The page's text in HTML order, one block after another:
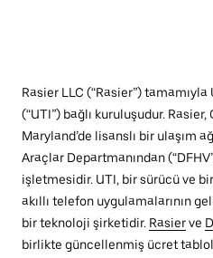
Rasier LLC (“Rasier”)
(“UTI”) bağlı kuruluşudur.
Maryland’de lisanslı bir ulaşım
Araçlar Departmanından
işletmesidir. UTI, bir sürücü ve
akıllı telefon uygulamalarının
bir teknoloji şirketidir. Rasierve
birlikte güncellenmiş ücret